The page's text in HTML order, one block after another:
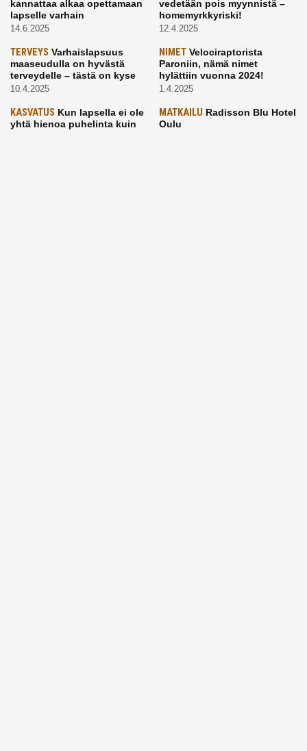
kannattaa alkaa opettamaan
lapselle varhain
14.6.2025
vedetään pois myynnistä –
homemyrkkyriski!
12.4.2025
TERVEYS Varhaislapsuus
maaseudulla on hyvästä
terveydelle – tästä on kyse
10.4.2025
NIMETVelociraptorista
Paroniin, nämä nimet
hylättiin vuonna 2024!
1.4.2025
KASVATUS Kun lapsella ei ole
yhtä hienoa puhelinta kuin
MATKAILU Radisson Blu Hotel
Oulu